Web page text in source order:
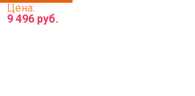
Цена:
9 496 руб.